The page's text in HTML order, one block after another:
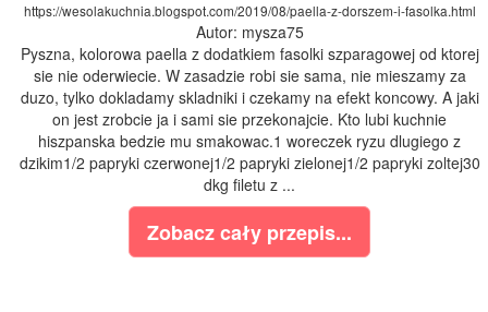
https://wesolakuchnia.blogspot.com/2019/08/paella-z-dorszem-i-fasolka.html
Autor: mysza75
Pyszna, kolorowa paella z dodatkiem fasolki szparagowej od ktorej
sie nie oderwiecie. W zasadzie robi sie sama, nie mieszamy za
duzo, tylko dokladamy skladniki i czekamy na efekt koncowy. A jaki
on jest zrobcie ja i sami sie przekonajcie. Kto lubi kuchnie
hiszpanska bedzie mu smakowac.1 woreczek ryzu dlugiego z
dzikim1/2 papryki czerwonej1/2 papryki zielonej1/2 papryki zoltej30
dkg filetu z ...
Zobacz cały przepis...